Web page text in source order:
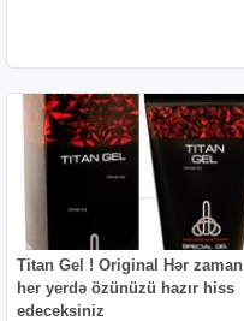
Titan Gel ! Original Hər zaman
her yerdə özünüzü hazır hiss
edeceksiniz